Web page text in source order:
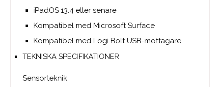
iPadOS 13.4 eller senare
Kompatibel med Microsoft Surface
Kompatibel med Logi Bolt USB-mottagare
TEKNISKA SPECIFIKATIONER
Sensorteknik